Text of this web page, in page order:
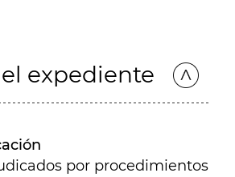
expediente
por procedimientos